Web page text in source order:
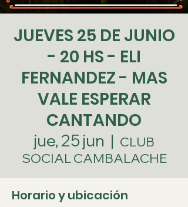
JUEVES 25 DE JUNIO
- 20 HS - ELI
FERNANDEZ - MAS
VALE ESPERAR
CANTANDO
jue, 25 jun
  |
CLUB
SOCIAL CAMBALACHE
Horario y ubicación